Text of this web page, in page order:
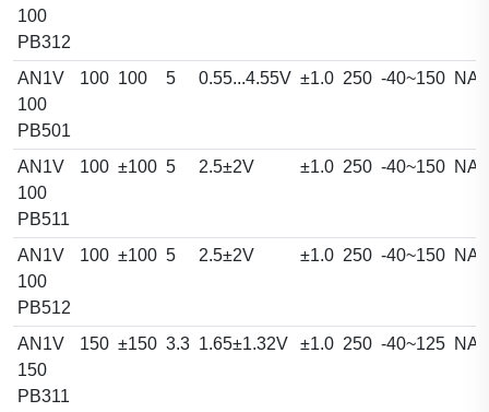
100
PB312
AN1V
100
PB501
100 100 5 0.55...4.55V ±1.0 250 -40~150 NA
AN1V
100
PB511
100 ±100 5 2.5±2V ±1.0 250 -40~150 NA
AN1V
100
PB512
100 ±100 5 2.5±2V ±1.0 250 -40~150 NA
AN1V
150
PB311
150 ±150 3.3 1.65±1.32V ±1.0 250 -40~125 NA